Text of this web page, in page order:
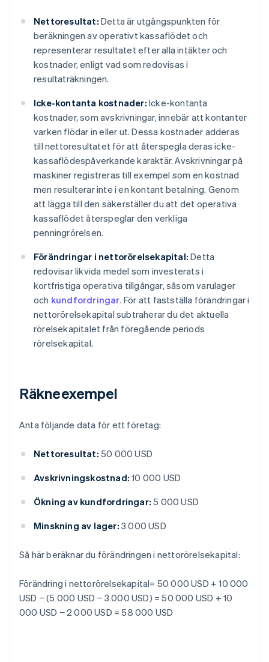
Nettoresultat: Detta är utgångspunkten för
beräkningen av operativt kassaflödet och
representerar resultatet efter alla intäkter och
kostnader, enligt vad som redovisas i
resultaträkningen.
Icke-kontanta kostnader: Icke-kontanta
kostnader, som avskrivningar, innebär att kontanter
varken flödar in eller ut. Dessa kostnader adderas
till nettoresultatet för att återspegla deras icke-
kassaflödespåverkande karaktär. Avskrivningar på
maskiner registreras till exempel som en kostnad
men resulterar inte i en kontant betalning. Genom
att lägga till den säkerställer du att det operativa
kassaflödet återspeglar den verkliga
penningrörelsen.
Förändringar i nettorörelsekapital: Detta
redovisar likvida medel som investerats i
kortfristiga operativa tillgångar, såsom varulager
och kundfordringar. För att fastställa förändringar i
nettorörelsekapital subtraherar du det aktuella
rörelsekapitalet från föregående periods
rörelsekapital.
Räkneexempel
Anta följande data för ett företag:
Nettoresultat: 50 000 USD
Avskrivningskostnad: 10 000 USD
Ökning av kundfordringar: 5 000 USD
Minskning av lager: 3 000 USD
Så här beräknar du förändringen i nettorörelsekapital:
Förändring i nettorörelsekapital= 50 000 USD + 10 000
USD − (5 000 USD − 3 000 USD) = 50 000 USD + 10
000 USD − 2 000 USD = 58 000 USD